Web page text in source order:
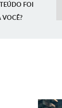
FOI
VOCÊ?